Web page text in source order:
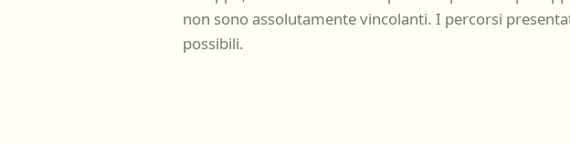
non sono assolutamente vincolanti. I percorsi
possibili.